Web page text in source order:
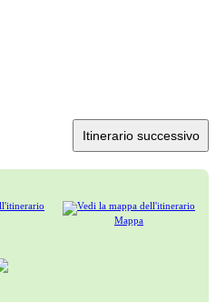
Itinerario successivo
Mappa